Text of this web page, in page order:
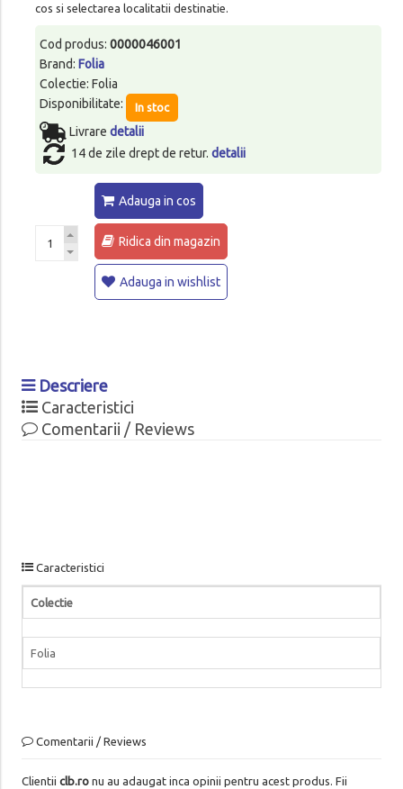
cos si selectarea localitatii destinatie.
Cod produs: 0000046001
Brand: Folia
Colectie: Folia
Disponibilitate:
In stoc
Livrare detalii
14 de zile drept de retur. detalii
Adauga in cos
Ridica din magazin
Adauga in wishlist
Descriere
Caracteristici
Comentarii / Reviews
Caracteristici
Colectie
Folia
Comentarii / Reviews
Clientii clb.ronu au adaugat inca opinii pentru acest produs. Fii